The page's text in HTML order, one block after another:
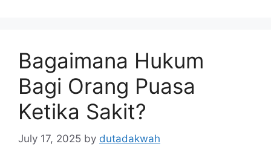
Bagaimana Hukum
Bagi Orang Puasa
Ketika Sakit?
July 17, 2025 by dutadakwah